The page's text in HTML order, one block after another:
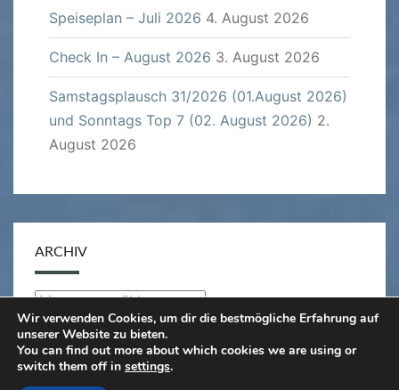
Speiseplan – Juli 2026 4. August 2026
Check In – August 2026 3. August 2026
Samstagsplausch 31/2026 (01.August 2026)
und Sonntags Top 7 (02. August 2026) 2.
August 2026
ARCHIV
Archiv
© 2026|Stolz präsentiert von
Wir verwenden Cookies, um dir die bestmögliche Erfahrung auf
unserer Website zu bieten.
You can find out more about which cookies we are using or
switch them off in settings.